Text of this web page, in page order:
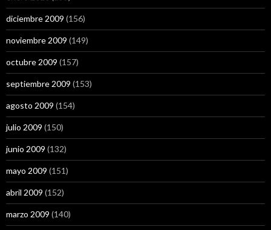
diciembre 2009 (156)
noviembre 2009 (149)
octubre 2009 (157)
septiembre 2009 (153)
agosto 2009 (154)
julio 2009 (150)
junio 2009 (132)
mayo 2009 (151)
abril 2009 (152)
marzo 2009 (140)